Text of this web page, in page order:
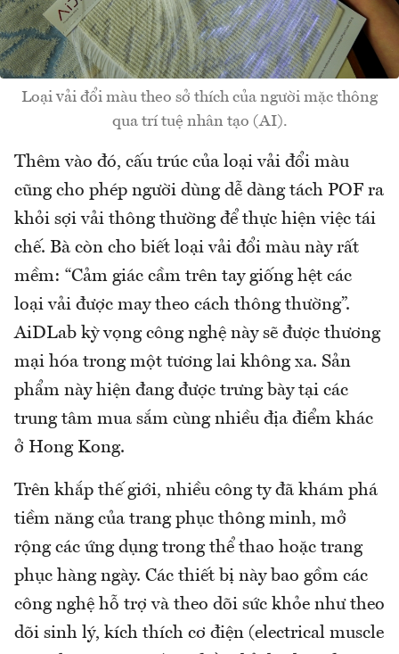
Loại vải đổi màu theo sở thích của người mặc thông
qua trí tuệ nhân tạo (AI).
Thêm vào đó, cấu trúc của loại vải đổi màu
cũng cho phép người dùng dễ dàng tách POF ra
khỏi sợi vải thông thường để thực hiện việc tái
chế. Bà còn cho biết loại vải đổi màu này rất
mềm: “Cảm giác cầm trên tay giống hệt các
loại vải được may theo cách thông thường”.
AiDLab kỳ vọng công nghệ này sẽ được thương
mại hóa trong một tương lai không xa. Sản
phẩm này hiện đang được trưng bày tại các
trung tâm mua sắm cùng nhiều địa điểm khác
ở Hong Kong.
Trên khắp thế giới, nhiều công ty đã khám phá
tiềm năng của trang phục thông minh, mở
rộng các ứng dụng trong thể thao hoặc trang
phục hàng ngày. Các thiết bị này bao gồm các
công nghệ hỗ trợ và theo dõi sức khỏe như theo
dõi sinh lý, kích thích cơ điện (electrical muscle